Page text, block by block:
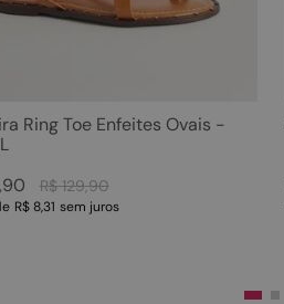
Ring Toe Enfeites Ovais -
R$ 129,90
,90
R$ 8,31 sem juros